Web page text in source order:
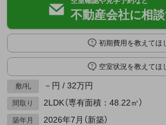
不動産会社に相
初期費用を教えてほ
空室状況を教えてほ
敷/礼 －円 / 32万円
間取り 2LDK（専有面積：48.22㎡）
築年月 2026年7月（新築）